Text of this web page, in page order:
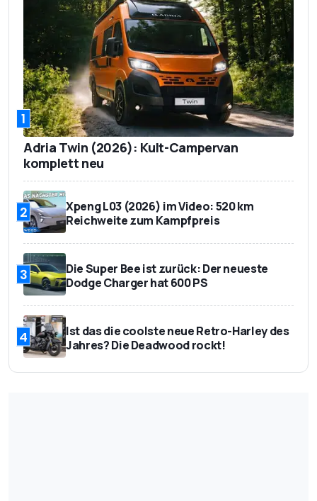
1
Adria Twin (2026): Kult-Campervan
komplett neu
2
Xpeng L03 (2026) im Video: 520 km
Reichweite zum Kampfpreis
3
Die Super Bee ist zurück: Der neueste
Dodge Charger hat 600 PS
4
Ist das die coolste neue Retro-Harley des
Jahres? Die Deadwood rockt!